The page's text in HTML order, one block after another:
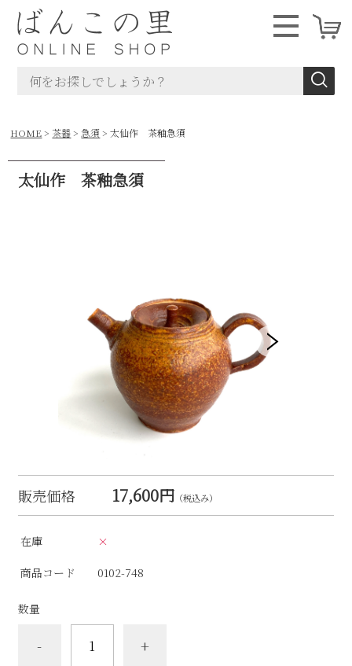
HOME 茶器 急須 太仙作 茶釉急須
太仙作 茶釉急須
販売価格 17,600円 （税込み）
在庫
×
商品コード
0102-748
数量
- +